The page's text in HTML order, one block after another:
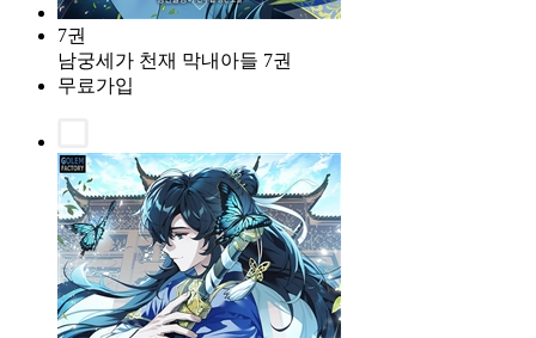
7권
남궁세가 천재 막내아들 7권
무료가입